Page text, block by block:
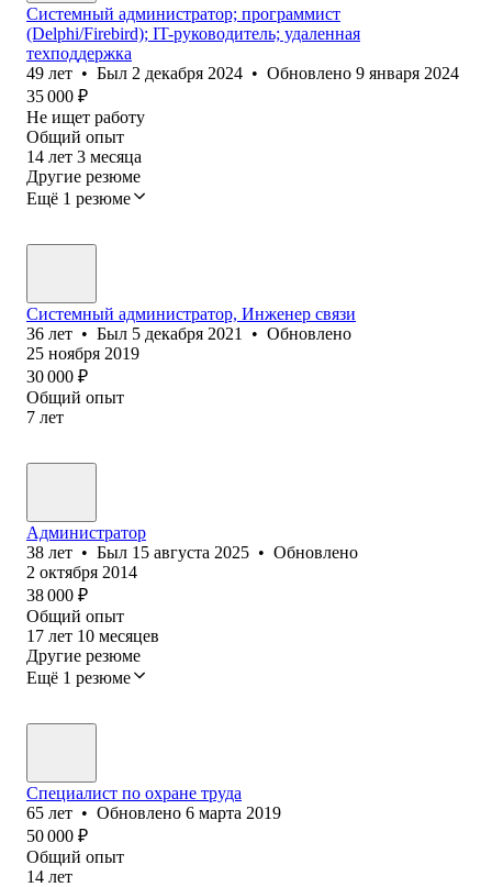
Системный администратор; программист
(Delphi/Firebird); IT-руководитель; удаленная
техподдержка
49 лет • Был 2 декабря 2024 • Обновлено 9 января 2024
35 000 ₽
Не ищет работу
Общий опыт
14 лет 3 месяца
Другие резюме
Ещё 1 резюме
Системный администратор, Инженер связи
36 лет • Был 5 декабря 2021 • Обновлено
25 ноября 2019
30 000 ₽
Общий опыт
7 лет
Администратор
38 лет • Был 15 августа 2025 • Обновлено
2 октября 2014
38 000 ₽
Общий опыт
17 лет 10 месяцев
Другие резюме
Ещё 1 резюме
Специалист по охране труда
65 лет • Обновлено 6 марта 2019
50 000 ₽
Общий опыт
14 лет